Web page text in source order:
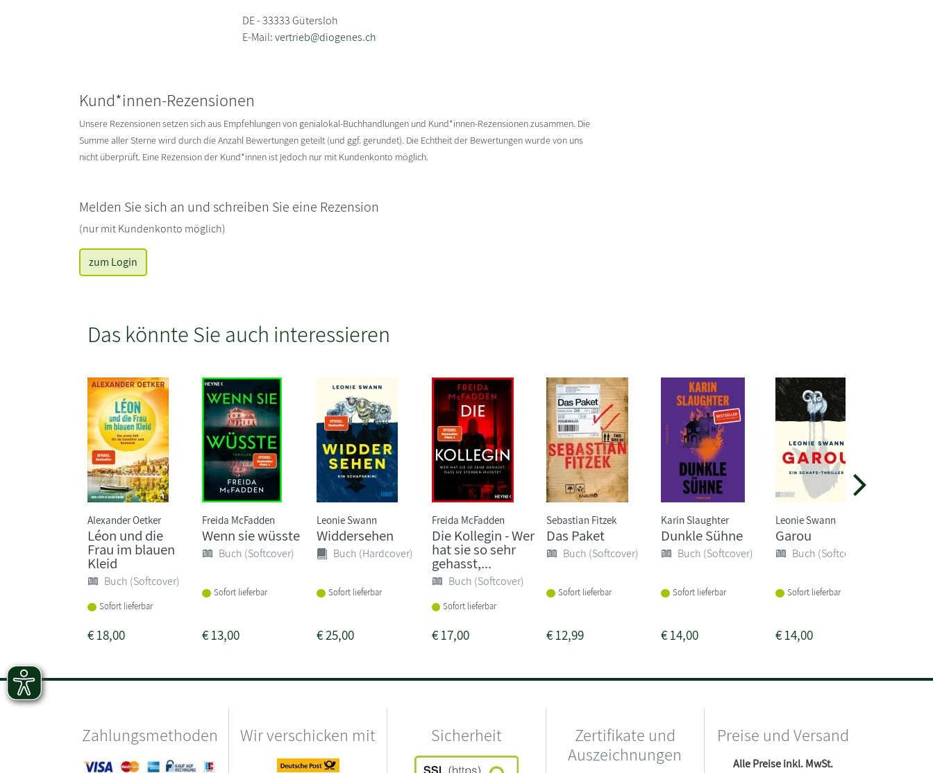
DE - 33333 Gütersloh
E-Mail:vertrieb@diogenes.ch
Kund*innen-Rezensionen
Unsere Rezensionen setzen sich aus Empfehlungen von genialokal-Buchhandlungen und Kund*innen-Rezensionen zusammen. Die
Summe aller Sterne wird durch die Anzahl Bewertungen geteilt (und ggf. gerundet). Die Echtheit der Bewertungen wurde von uns
nicht überprüft. Eine Rezension der Kund*innen ist jedoch nur mit Kundenkonto möglich.
Melden Sie sich an und schreiben Sie eine Rezension
(nur mit Kundenkonto möglich)
zum Login
Das könnte Sie auch interessieren
Alexander Oetker
Léon und die
Frau im blauen
Kleid
Buch (Softcover)
Sofort lieferbar
€18,00
Freida McFadden
Wenn sie wüsste
Buch (Softcover)
Sofort lieferbar
€13,00
Leonie Swann
Widdersehen
Buch (Hardcover)
Sofort lieferbar
€25,00
Freida McFadden
Die Kollegin - Wer
hat sie so sehr
gehasst,...
Buch (Softcover)
Sofort lieferbar
€17,00
Sebastian Fitzek
Das Paket
Buch (Softcover)
Sofort lieferbar
€12,99
Karin Slaughter
Dunkle Sühne
Buch (Softcover)
Sofort lieferbar
€14,00
Leonie Swann
Garou
Buch (Softcover)
Sofort lieferbar
€14,00
Zahlungsmethoden Wir verschicken mit Sicherheit
Zertifikate und
Auszeichnungen
Preise und Versand
Alle Preise inkl. MwSt.